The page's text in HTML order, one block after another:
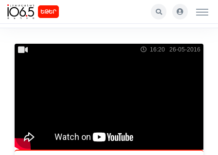
ԵԹԵՐ
16:20 26-05-2016